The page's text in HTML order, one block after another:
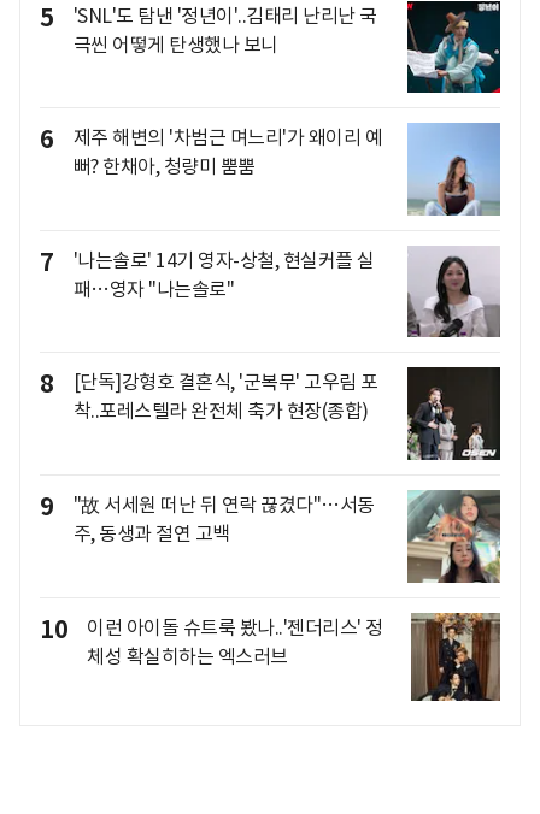
5
'SNL'도 탐낸 '정년이'..김태리 난리난 국
극씬 어떻게 탄생했나 보니
6
제주 해변의 '차범근 며느리'가 왜이리 예
뻐? 한채아, 청량미 뿜뿜
7
'나는솔로' 14기 영자-상철, 현실커플 실
패…영자 "나는솔로"
8
[단독]강형호 결혼식, '군복무' 고우림 포
착..포레스텔라 완전체 축가 현장(종합)
9
"故 서세원 떠난 뒤 연락 끊겼다"…서동
주, 동생과 절연 고백
10
이런 아이돌 슈트룩 봤나..'젠더리스' 정
체성 확실히하는 엑스러브